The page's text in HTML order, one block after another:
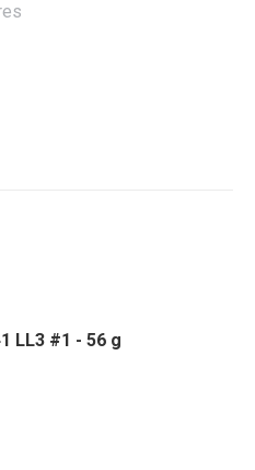
LL3 #1 - 56 g